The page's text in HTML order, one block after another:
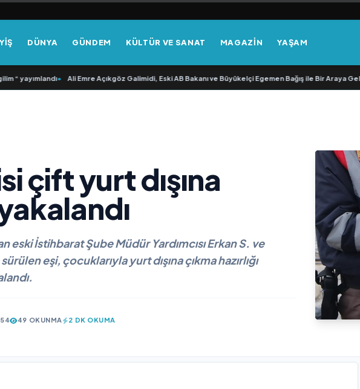
DÜNYA GÜNDEM KÜLTÜR VE SANAT MAGAZİN YAŞAM
yayımlandı• Ali Emre Açıkgöz Galimidi, Eski AB Bakanı ve Büyükelçi Egemen Bağış ile Bir Araya Geldi•
çift yurt dışına
eski İstihbarat Şube Müdür Yardımcısı Erkan S. ve
eşi, çocuklarıyla yurt dışına çıkma hazırlığı
49 OKUNMA 2 DK OKUMA